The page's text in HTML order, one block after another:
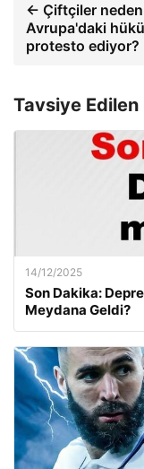
← Çiftçiler neden
Avrupa'daki
protesto ediyor?
Tavsiye
14/12/2025
Son Dakika:
Meydana Geldi?